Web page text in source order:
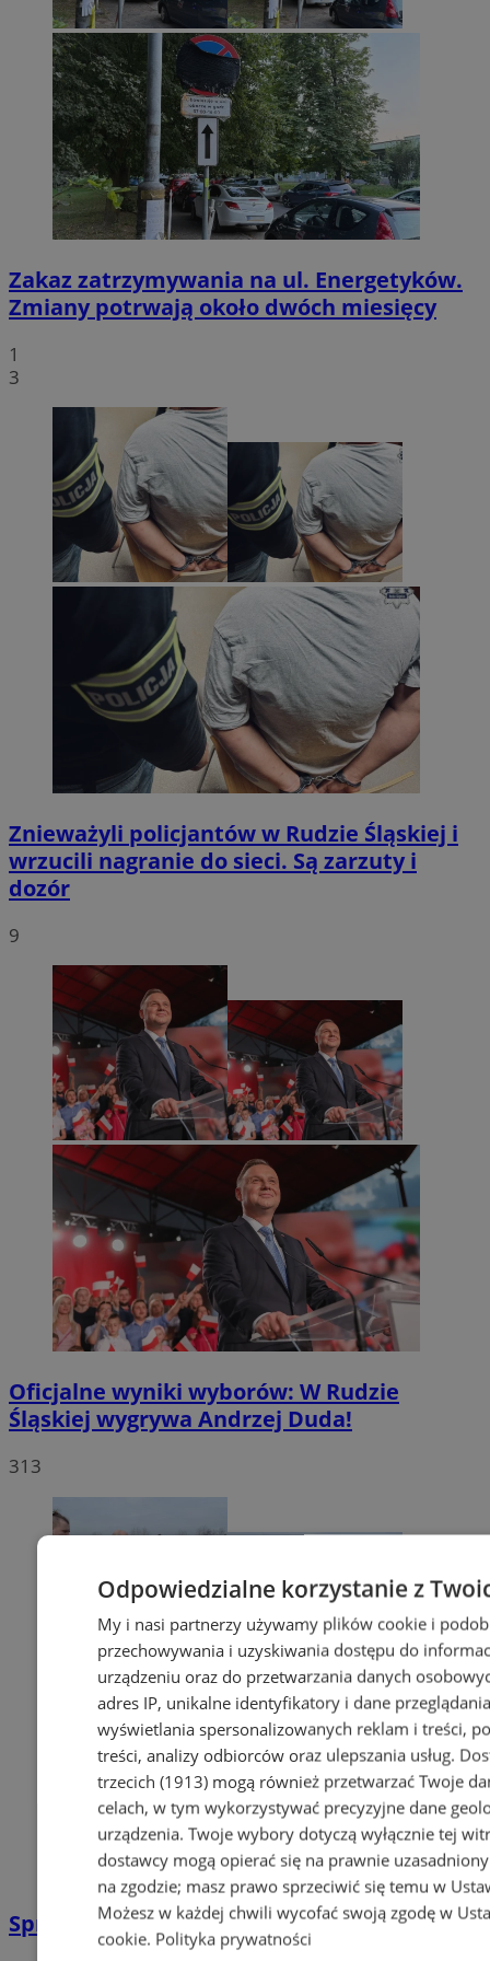
Zakaz zatrzymywania na ul. Energetyków.
Zmiany potrwają około dwóch miesięcy
1
3
Znieważyli policjantów w Rudzie Śląskiej i
wrzucili nagranie do sieci. Są zarzuty i
dozór
9
Oficjalne wyniki wyborów: W Rudzie
Śląskiej wygrywa Andrzej Duda!
313
Sprzeciwiają się niedzieli wolnej od handlu
Odpowiedzialne korzystanie z
My i nasi partnerzy używamy plików cookie i
przechowywania i uzyskiwania dostępu do
urządzeniu oraz do przetwarzania danych
adres IP, unikalne identyfikatory i dane
wyświetlania spersonalizowanych reklam i treści,
treści, analizy odbiorców oraz ulepszania usług.
trzecich (1913)mogą również przetwarzać Twoje
celach, w tym wykorzystywać precyzyjne dane
urządzenia. Twoje wybory dotyczą wyłącznie tej
dostawcy mogą opierać się na prawnie
na zgodzie; masz prawo sprzeciwić się temu w
Możesz w każdej chwili wycofać swoją zgodę w
cookie. Polityka prywatności